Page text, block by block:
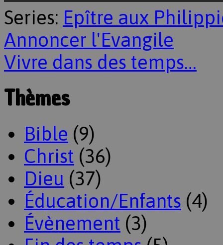
Series: Epître aux
Annoncer l'Evangile
Vivre dans des temps…
Thèmes
Bible (9)
Christ (36)
Dieu (37)
Éducation/Enfants (4)
Évènement (3)